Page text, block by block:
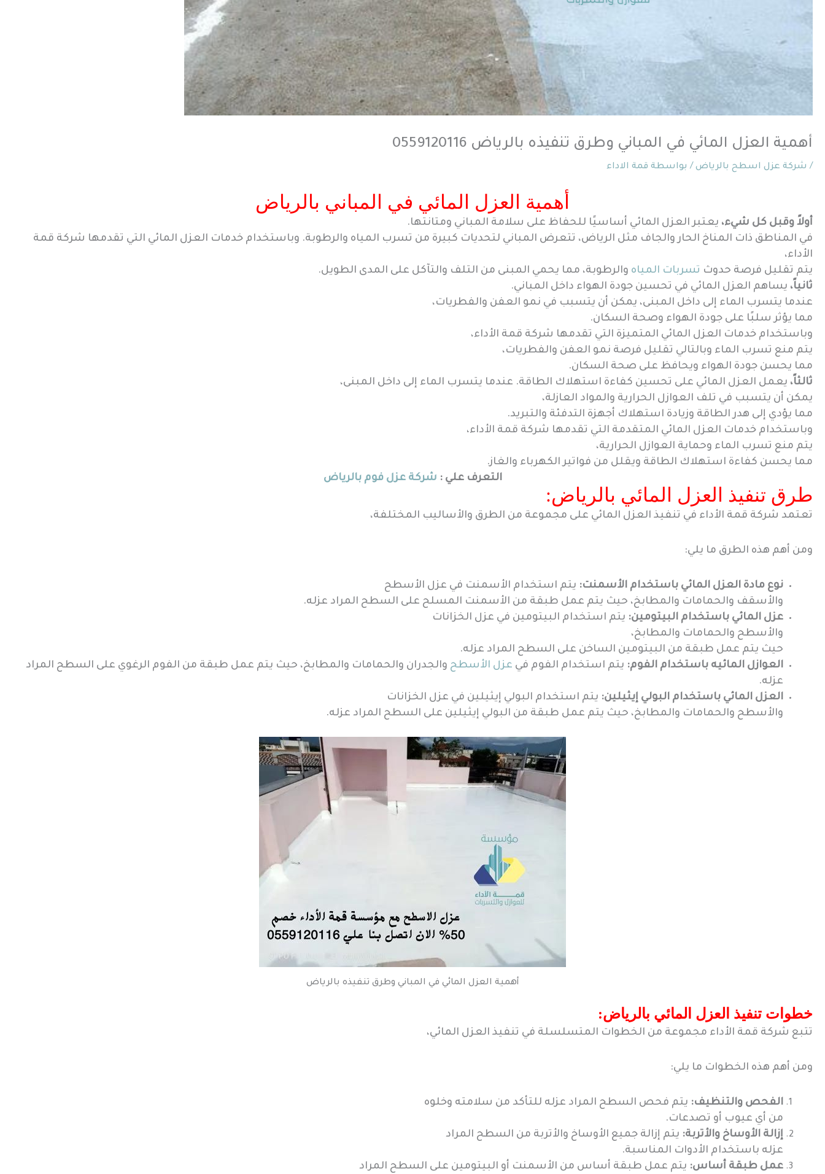
أهمية العزل المائي في المباني وطرق تنفيذه بالرياض 0559120116
/ شركة عزل اسطح بالرياض / بواسطة قمة الاداء
أهمية العزل المائي في المباني بالرياض
أولاً وقبل كل شيء، يعتبر العزل المائي أساسيًا للحفاظ على سلامة المباني ومتانتها.
في المناطق ذات المناخ الحار والجاف مثل الرياض، تتعرض المباني لتحديات كبيرة من تسرب المياه والرطوبة. وباستخدام خدمات العزل المائي التي تقدمها شركة قمة
الأداء،
يتم تقليل فرصة حدوث تسربات المياه والرطوبة، مما يحمي المبنى من التلف والتآكل على المدى الطويل.
ثانياً، يساهم العزل المائي في تحسين جودة الهواء داخل المباني.
عندما يتسرب الماء إلى داخل المبنى، يمكن أن يتسبب في نمو العفن والفطريات،
مما يؤثر سلبًا على جودة الهواء وصحة السكان.
وباستخدام خدمات العزل المائي المتميزة التي تقدمها شركة قمة الأداء،
يتم منع تسرب الماء وبالتالي تقليل فرصة نمو العفن والفطريات،
مما يحسن جودة الهواء ويحافظ على صحة السكان.
ثالثاً، يعمل العزل المائي على تحسين كفاءة استهلاك الطاقة. عندما يتسرب الماء إلى داخل المبنى،
يمكن أن يتسبب في تلف العوازل الحرارية والمواد العازلة،
مما يؤدي إلى هدر الطاقة وزيادة استهلاك أجهزة التدفئة والتبريد.
وباستخدام خدمات العزل المائي المتقدمة التي تقدمها شركة قمة الأداء،
يتم منع تسرب الماء وحماية العوازل الحرارية،
مما يحسن كفاءة استهلاك الطاقة ويقلل من فواتير الكهرباء والغاز.
التعرف علي : شركة عزل فوم بالرياض
طرق تنفيذ العزل المائي بالرياض:
تعتمد شركة قمة الأداء في تنفيذ العزل المائي على مجموعة من الطرق والأساليب المختلفة،
ومن أهم هذه الطرق ما يلي:
نوع مادة العزل المائي باستخدام الأسمنت: يتم استخدام الأسمنت في عزل الأسطح
والأسقف والحمامات والمطابخ، حيث يتم عمل طبقة من الأسمنت المسلح على السطح المراد عزله.
عزل المائي باستخدام البيتومين: يتم استخدام البيتومين في عزل الخزانات
والأسطح والحمامات والمطابخ،
حيث يتم عمل طبقة من البيتومين الساخن على السطح المراد عزله.
العوازل المائيه باستخدام الفوم: يتم استخدام الفوم في عزل الأسطح والجدران والحمامات والمطابخ، حيث يتم عمل طبقة من الفوم الرغوي على السطح المراد
عزله.
العزل المائي باستخدام البولي إيثيلين: يتم استخدام البولي إيثيلين في عزل الخزانات
والأسطح والحمامات والمطابخ، حيث يتم عمل طبقة من البولي إيثيلين على السطح المراد عزله.
أهمية العزل المائي في المباني وطرق تنفيذه بالرياض
خطوات تنفيذ العزل المائي بالرياض:
تتبع شركة قمة الأداء مجموعة من الخطوات المتسلسلة في تنفيذ العزل المائي،
ومن أهم هذه الخطوات ما يلي:
الفحص والتنظيف: يتم فحص السطح المراد عزله للتأكد من سلامته وخلوه
من أي عيوب أو تصدعات.
إزالة الأوساخ والأتربة: يتم إزالة جميع الأوساخ والأتربة من السطح المراد
عزله باستخدام الأدوات المناسبة.
عمل طبقة أساس: يتم عمل طبقة أساس من الأسمنت أو البيتومين على السطح المراد